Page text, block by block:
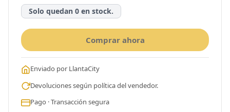
Solo quedan 0 en stock.
Comprar ahora
Enviado por LlantaCity
Devoluciones según política del vendedor.
Pago · Transacción segura